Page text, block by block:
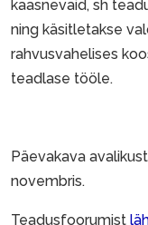
kaasnevaid, sh
ning käsitletakse
rahvusvahelises
teadlase tööle.
Päevakava
novembris.
Teadusfoorumist